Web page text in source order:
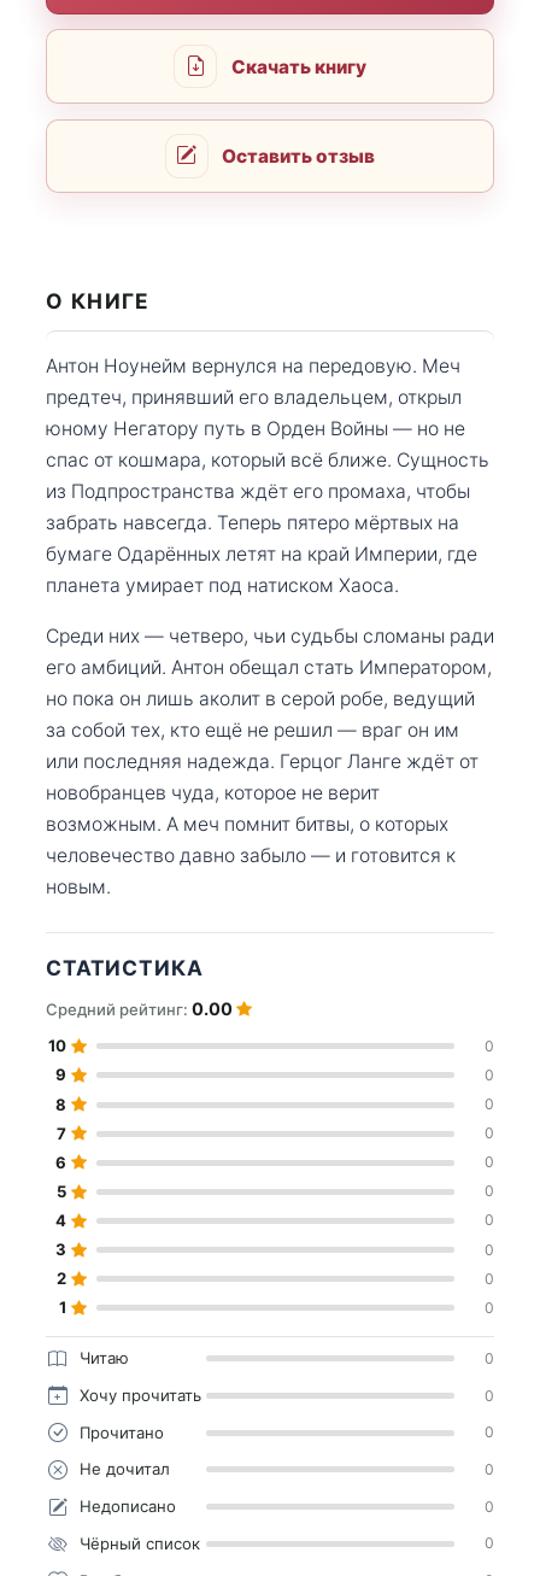
Скачать книгу
Оставить отзыв
О КНИГЕ
Антон Ноунейм вернулся на передовую. Меч
предтеч, принявший его владельцем, открыл
юному Негатору путь в Орден Войны — но не
спас от кошмара, который всё ближе. Сущность
из Подпространства ждёт его промаха, чтобы
забрать навсегда. Теперь пятеро мёртвых на
бумаге Одарённых летят на край Империи, где
планета умирает под натиском Хаоса.
Среди них — четверо, чьи судьбы сломаны ради
его амбиций. Антон обещал стать Императором,
но пока он лишь аколит в серой робе, ведущий
за собой тех, кто ещё не решил — враг он им
или последняя надежда. Герцог Ланге ждёт от
новобранцев чуда, которое не верит
возможным. А меч помнит битвы, о которых
человечество давно забыло — и готовится к
новым.
СТАТИСТИКА
Средний рейтинг: 0.00
10 0
9 0
8 0
7 0
6 0
5 0
4 0
3 0
2 0
1 0
Читаю 0
Хочу прочитать 0
Прочитано 0
Не дочитал 0
Недописано 0
Чёрный список 0